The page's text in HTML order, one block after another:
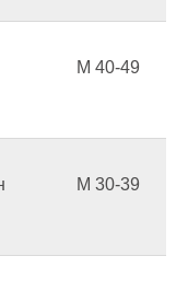
М 40-49
М 30-39